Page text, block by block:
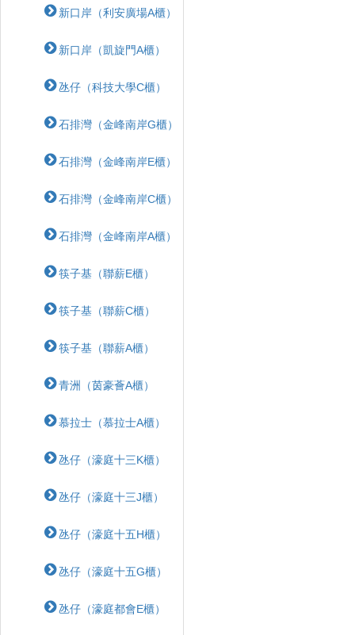
新口岸（利安廣場A櫃）
新口岸（凱旋門A櫃）
氹仔（科技大學C櫃）
石排灣（金峰南岸G櫃）
石排灣（金峰南岸E櫃）
石排灣（金峰南岸C櫃）
石排灣（金峰南岸A櫃）
筷子基（聯薪E櫃）
筷子基（聯薪C櫃）
筷子基（聯薪A櫃）
青洲（茵豪薈A櫃）
慕拉士（慕拉士A櫃）
氹仔（濠庭十三K櫃）
氹仔（濠庭十三J櫃）
氹仔（濠庭十五H櫃）
氹仔（濠庭十五G櫃）
氹仔（濠庭都會E櫃）